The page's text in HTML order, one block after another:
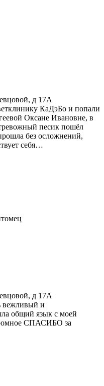
д 17А
КаДэБо и попали
Оксане Ивановне, в
песик пошёл
без осложнений,
себя…
д 17А
вежливый и
общий язык с моей
СПАСИБО за